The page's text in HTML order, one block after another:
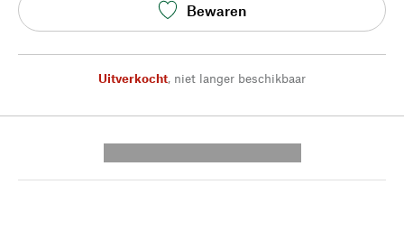
Bewaren
Uitverkocht, niet langer beschikbaar